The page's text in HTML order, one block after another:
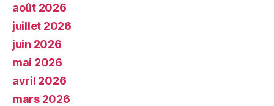
août 2026
juillet 2026
juin 2026
mai 2026
avril 2026
mars 2026